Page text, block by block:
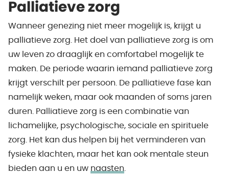
Palliatieve zorg
Wanneer genezing niet meer mogelijk is, krijgt u
palliatieve zorg. Het doel van palliatieve zorg is om
uw leven zo draaglijk en comfortabel mogelijk te
maken. De periode waarin iemand palliatieve zorg
krijgt verschilt per persoon. De palliatieve fase kan
namelijk weken, maar ook maanden of soms jaren
duren. Palliatieve zorg is een combinatie van
lichamelijke, psychologische, sociale en spirituele
zorg. Het kan dus helpen bij het verminderen van
fysieke klachten, maar het kan ook mentale steun
bieden aan u en uw naasten